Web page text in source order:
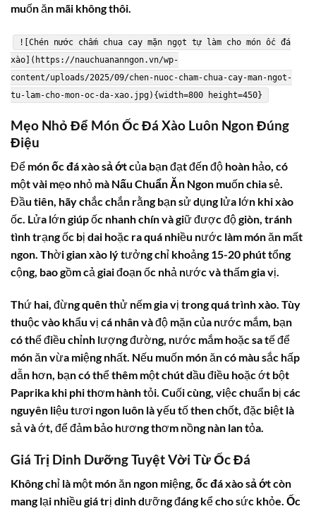
muốn ăn mãi không thôi.
![Chén nước chấm chua cay mặn ngọt tự làm cho món ốc đá
xào](https://nauchuananngon.vn/wp-
content/uploads/2025/09/chen-nuoc-cham-chua-cay-man-ngot-
tu-lam-cho-mon-oc-da-xao.jpg){width=800 height=450}
Mẹo Nhỏ Để Món Ốc Đá Xào Luôn Ngon Đúng
Điệu
Để mónốc đá xào sả ớtcủa bạn đạt đến độ hoàn hảo, có
một vài mẹo nhỏ mà Nấu Chuẩn Ăn Ngon muốn chia sẻ.
Đầu tiên, hãy chắc chắn rằng bạn sử dụng lửa lớn khi xào
ốc. Lửa lớn giúp ốc nhanh chín và giữ được độ giòn, tránh
tình trạng ốc bị dai hoặc ra quá nhiều nước làm món ăn mất
ngon. Thời gian xào lý tưởng chỉ khoảng 15-20 phút tổng
cộng, bao gồm cả giai đoạn ốc nhả nước và thấm gia vị.
Thứ hai, đừng quên thử nếm gia vị trong quá trình xào. Tùy
thuộc vào khẩu vị cá nhân và độ mặn của nước mắm, bạn
có thể điều chỉnh lượng đường, nước mắm hoặc sa tế để
món ăn vừa miệng nhất. Nếu muốn món ăn có màu sắc hấp
dẫn hơn, bạn có thể thêm một chút dầu điều hoặc ớt bột
Paprika khi phi thơm hành tỏi. Cuối cùng, việc chuẩn bị các
nguyên liệu tươi ngon luôn là yếu tố then chốt, đặc biệt là
sả và ớt, để đảm bảo hương thơm nồng nàn lan tỏa.
Giá Trị Dinh Dưỡng Tuyệt Vời TừỐc Đá
Không chỉ là một món ăn ngon miệng, ốc đá xào sả ớtcòn
mang lại nhiều giá trị dinh dưỡng đáng kể cho sức khỏe. Ốc